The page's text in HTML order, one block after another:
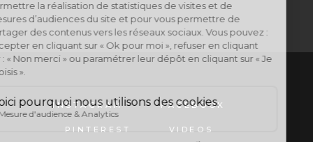
INSTAGRAM FACEBOOK
PINTEREST VIDEOS